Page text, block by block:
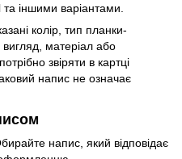
іншими варіантами.
колір, тип планки-
матеріал або
звіряти в картці
напис не означає
напис, який відповідає